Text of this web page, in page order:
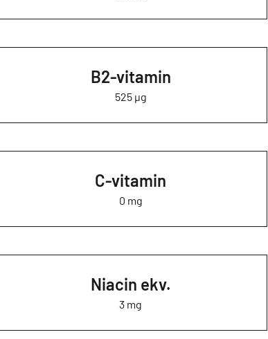
B2-vitamin
525 µg
C-vitamin
0 mg
Niacin ekv.
3 mg